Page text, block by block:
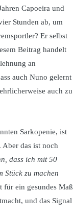
Capoeira und
Stunden ab, um
Er selbst
Beitrag handelt
an
auch Nuno gelernt
auch zu
Sarkopenie, ist
das ist noch
dass ich mit 50
Stück zu machen
für ein gesundes Maß
und das Signal